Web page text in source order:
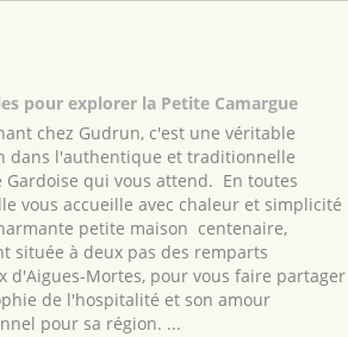
pour explorer la Petite Camargue
chez Gudrun, c'est une véritable
dans l'authentique et traditionnelle
Gardoise qui vous attend. En toutes
vous accueille avec chaleur et simplicité
petite maison centenaire,
située à deux pas des remparts
d'Aigues-Mortes, pour vous faire partager
de l'hospitalité et son amour
pour sa région. ...